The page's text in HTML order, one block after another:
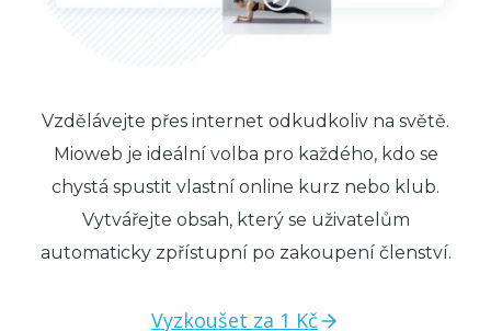
Vzdělávejte přes internet odkudkoliv na světě.
Mioweb je ideální volba pro každého, kdo se
chystá spustit vlastní online kurz nebo klub.
Vytvářejte obsah, který se uživatelům
automaticky zpřístupní po zakoupení členství.
Vyzkoušet za 1 Kč